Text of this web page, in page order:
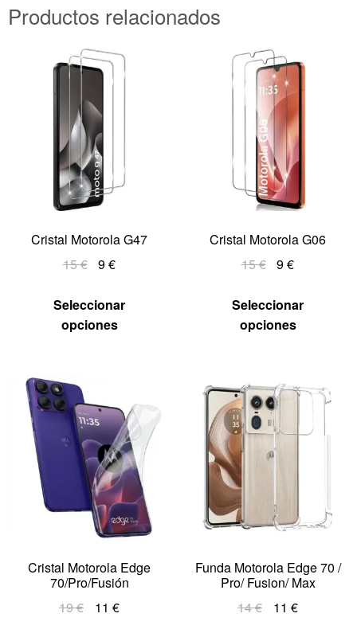
Productos relacionados
Cristal Motorola G47
15€ 9€
Seleccionar
opciones
Cristal Motorola G06
15€ 9€
Seleccionar
opciones
Cristal Motorola Edge
70/Pro/Fusión
19€ 11 €
Funda Motorola Edge 70 /
Pro/ Fusion/ Max
14€ 11 €